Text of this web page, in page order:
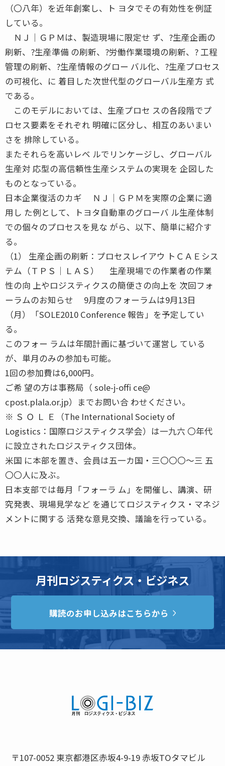
（〇八年）を近年創案し、ト ヨタでその有効性を例証
している。
ＮＪ│ＧＰＭは、製造現場に限定せ ず、?生産企画の
刷新、?生産準備 の刷新、?労働作業環境の刷新、? 工程
管理の刷新、?生産情報のグロー バル化、?生産プロセス
の可視化、に 着目した次世代型のグローバル生産方 式
である。
このモデルにおいては、生産プロセ スの各段階でプ
ロセス要素をそれぞれ 明確に区分し、相互のあいまい
さを 排除している。
またそれらを高いレベ ルでリンケージし、グローバル
生産対 応型の高信頼性生産システムの実現を 企図した
ものとなっている。
日本企業復活のカギ ＮＪ│ＧＰＭを実際の企業に適
用し た例として、トヨタ自動車のグローバ ル生産体制
での個々のプロセスを見な がら、以下、簡単に紹介す
る。
（1） 生産企画の刷新：プロセスレイアウ トＣＡＥシス
テム（ＴＰＳ│ＬＡＳ） 生産現場での作業者の作業
性の向 上やロジスティクスの簡便さの向上を 次回フォ
ーラムのお知らせ 9月度のフォーラムは9月13日
（月）「SOLE2010 Conference 報告」を予定してい
る。
このフォー ラムは年間計画に基づいて運営し ている
が、単月のみの参加も可能。
1回の参加費は6,000円。
ご希 望の方は事務局（ sole-j-offi ce@
cpost.plala.or.jp）までお問い合 わせください。
※ Ｓ Ｏ Ｌ Ｅ（The International Society of
Logistics：国際ロジスティクス学会）は一九六 〇年代
に設立されたロジスティクス団体。
米国 に本部を置き、会員は五一カ国・三〇〇〇〜三 五
〇〇人に及ぶ。
日本支部では毎月「フォーラ ム」を開催し、講演、研
究発表、現場見学など を通じてロジスティクス・マネジ
メントに関する 活発な意見交換、議論を行っている。
月刊ロジスティクス・ビジネス
購読のお申し込みはこちらから
〒107-0052 東京都港区赤坂4-9-19 赤坂TOタマビル